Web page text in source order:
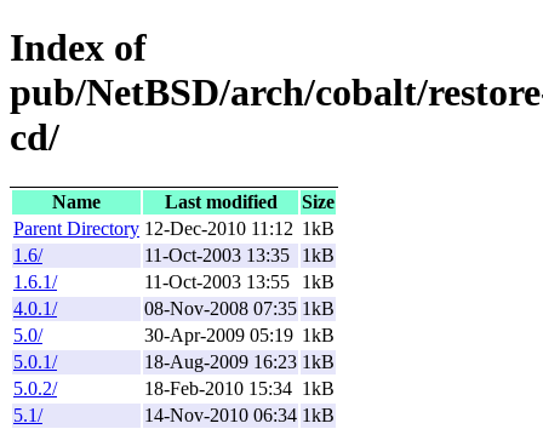
Index of
pub/NetBSD/arch/cobalt/
cd/
Name Last modified
Size
Parent Directory 12-Dec-2010 11:12 1kB
1.6/
11-Oct-2003 13:35
1kB
1.6.1/
11-Oct-2003 13:55
1kB
4.0.1/
08-Nov-2008 07:35 1kB
5.0/
30-Apr-2009 05:19 1kB
5.0.1/
18-Aug-2009 16:23 1kB
5.0.2/
18-Feb-2010 15:34 1kB
5.1/
14-Nov-2010 06:34 1kB